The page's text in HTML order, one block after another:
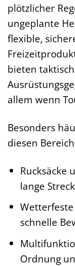
plötzlicher
ungeplante
flexible,
bieten
allem wenn
Besonders
diesen
Rucksäcke
lange
schnelle
Ordnung